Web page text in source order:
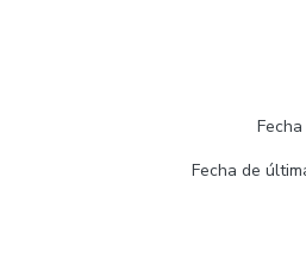
Fecha de